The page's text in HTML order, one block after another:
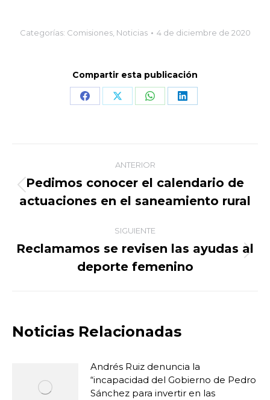
Categorías: Comisiones, Noticias 4 de diciembre de 2020
Compartir esta publicación
Share Share Share Share
Navegación
entre
publicaciones
ANTERIOR
Publicación
anterior:
Pedimos conocer el calendario de
actuaciones en el saneamiento rural
SIGUIENTE
Publicación
siguiente:
Reclamamos se revisen las ayudas al
deporte femenino
Noticias Relacionadas
Andrés Ruiz denuncia la
“incapacidad del Gobierno de Pedro
Sánchez para invertir en las